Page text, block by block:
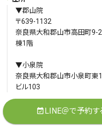
▼郡山院
〒639-1132
奈良県大和郡山市高田町9-
棟1階
▼小泉院
奈良県大和郡山市小泉町東
ビル103
event_available LINE＠で予約す